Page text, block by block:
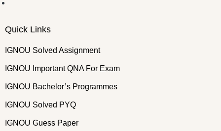
Quick Links
IGNOU Solved Assignment
IGNOU Important QNA For Exam
IGNOU Bachelor’s Programmes
IGNOU Solved PYQ
IGNOU Guess Paper